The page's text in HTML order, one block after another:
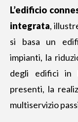
L’edificio
integrata,
si basa un
impianti, la
degli edifici in
presenti, la
multiservizio